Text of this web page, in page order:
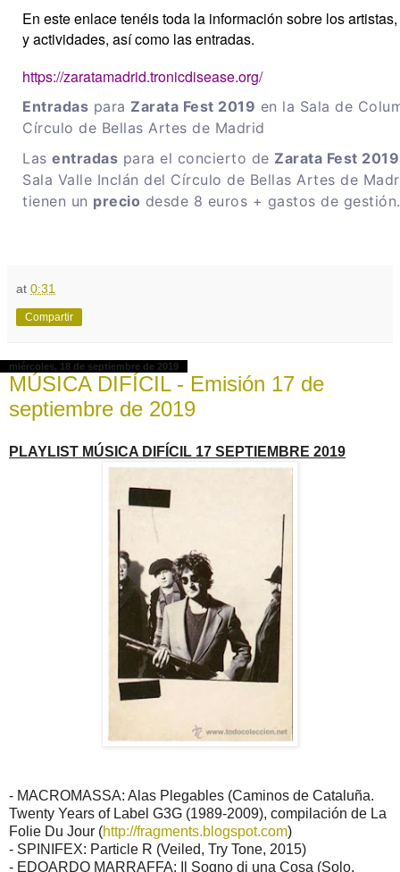
En este enlace tenéis toda la información sobre los
y actividades, así como las entradas.
https://zaratamadrid.tronicdisease.org/
Entradas para Zarata Fest 2019 en la Sala de
Círculo de Bellas Artes de Madrid
Las entradas para el concierto de Zarata Fest 2019
Sala Valle Inclán del Círculo de Bellas Artes de
tienen un precio desde 8 euros + gastos de gestión.
at 0:31
Compartir
miércoles, 18 de septiembre de 2019
MÚSICA DIFÍCIL - Emisión 17 de
septiembre de 2019
PLAYLIST MÚSICA DIFÍCIL 17 SEPTIEMBRE 2019
- MACROMASSA: Alas Plegables (Caminos de Cataluña.
Twenty Years of Label G3G (1989-2009), compilación de La
Folie Du Jour (http://fragments.blogspot.com)
- SPINIFEX: Particle R (Veiled, Try Tone, 2015)
- EDOARDO MARRAFFA: Il Sogno di una Cosa (Solo,